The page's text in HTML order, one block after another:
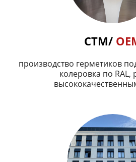
СТМ/
производство герметиков
колеровка по RAL,